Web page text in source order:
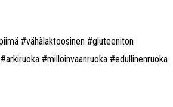
#vähälaktoosinen #gluteeniton
#milloinvaanruoka #edullinenruoka